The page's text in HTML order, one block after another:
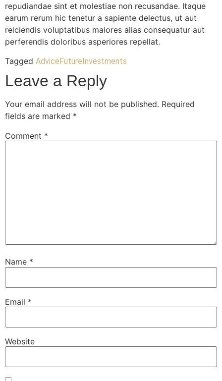
repudiandae sint et molestiae non recusandae. Itaque
earum rerum hic tenetur a sapiente delectus, ut aut
reiciendis voluptatibus maiores alias consequatur aut
perferendis doloribus asperiores repellat.
Tagged AdviceFutureInvestments
Leave a Reply
Your email address will not be published. Required
fields are marked *
Comment *
Name *
Email *
Website